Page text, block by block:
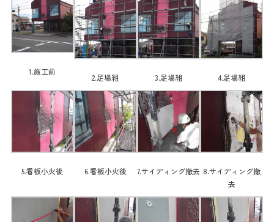
1.施工前
2.足場組 3.足場組 4.足場組
5.看板小火後 6.看板小火後 7.サイディング撤去 8.サイディング撤
去